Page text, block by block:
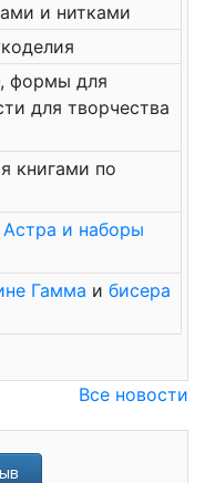
и нитками
, формы для
для творчества
книгами по
и наборы
Гамма и бисера
Все новости